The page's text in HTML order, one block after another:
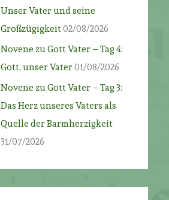
Unser Vater und seine
Großzügigkeit02/08/2026
Novene zu Gott Vater – Tag 4:
Gott, unser Vater01/08/2026
Novene zu Gott Vater – Tag 3:
Das Herz unseres Vaters als
Quelle der Barmherzigkeit
31/07/2026